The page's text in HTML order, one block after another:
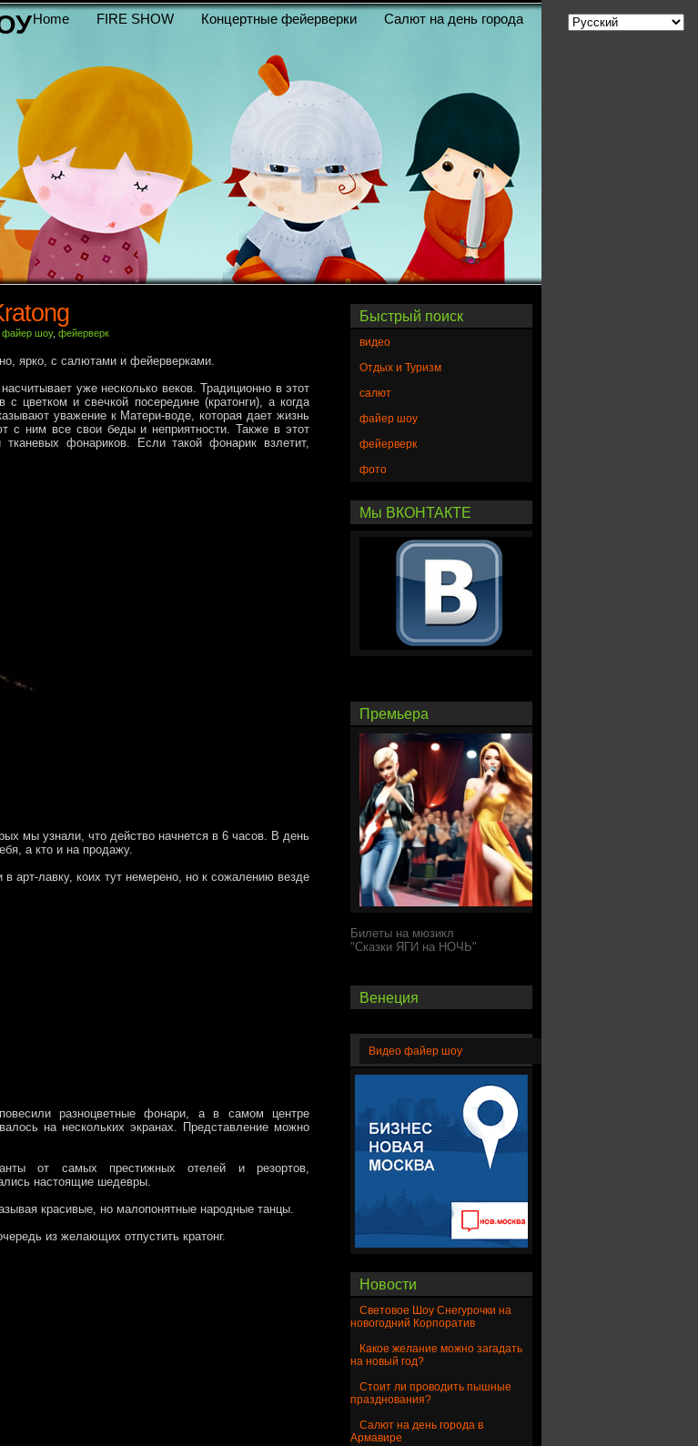
Home FIRE SHOW Концертные фейерверки Салют на день города
файер шоу, фейерверк
ярко, с салютами и фейерверками.
уже несколько веков. Традиционно в этот
цветком и свечкой посередине (кратонги), а когда
уважение к Матери-воде, которая дает жизнь
с ним все свои беды и неприятности. Также в этот
фонариков. Если такой фонарик взлетит,
мы узнали, что действо начнется в 6 часов. В день
а кто и на продажу.
арт-лавку, коих тут немерено, но к сожалению везде
разноцветные фонари, а в самом центре
на нескольких экранах. Представление можно
от самых престижных отелей и резортов,
настоящие шедевры.
красивые, но малопонятные народные танцы.
из желающих отпустить кратонг.
Быстрый поиск
видео
Отдых и Туризм
салют
файер шоу
фейерверк
фото
Мы ВКОНТАКТЕ
Премьера
Билеты на мюзикл
"Сказки ЯГИ на НОЧЬ"
Венеция
Видео файер шоу
Новости
Световое Шоу Снегурочки на
новогодний Корпоратив
Какое желание можно загадать
на новый год?
Стоит ли проводить пышные
празднования?
Салют на день города в
Армавире